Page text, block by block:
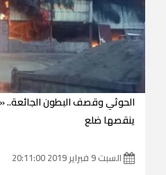
الحوثي وقصف البطون الجائعة..
ينقصها ضلع
السبت 9 فبراير 2019 20:11:00